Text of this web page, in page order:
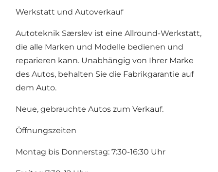
Werkstatt und Autoverkauf
Autoteknik Særslev ist eine Allround-Werkstatt,
die alle Marken und Modelle bedienen und
reparieren kann. Unabhängig von Ihrer Marke
des Autos, behalten Sie die Fabrikgarantie auf
dem Auto.
Neue, gebrauchte Autos zum Verkauf.
Öffnungszeiten
Montag bis Donnerstag: 7:30-16:30 Uhr